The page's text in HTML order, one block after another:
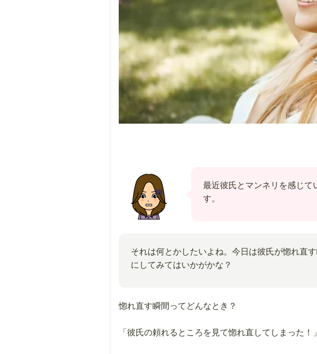
最近彼氏とマンネリを感じて
す。
それは何とかしたいよね。今日は彼氏が惚れ直
にしてみてはいかがかな？
惚れ直す瞬間ってどんなとき？
「彼氏の頼れるところを見て惚れ直してしまった